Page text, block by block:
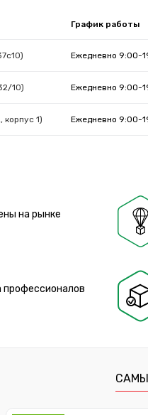
График работы
Ежедневно 9:00-
10) Ежедневно 9:00-
1) Ежедневно 9:00-
на рынке
профессионалов